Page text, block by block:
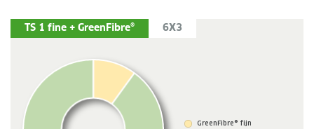
TS 1 fine + GreenFibre® 6X3
GreenFibre® fijn